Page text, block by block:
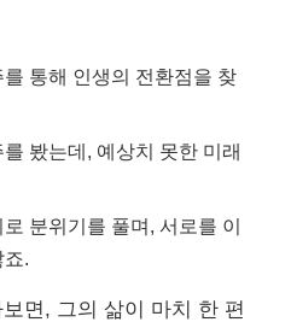
통해 인생의 전환점을 찾
봤는데, 예상치 못한 미래
분위기를 풀며, 서로를 이
.
면, 그의 삶이 마치 한 편